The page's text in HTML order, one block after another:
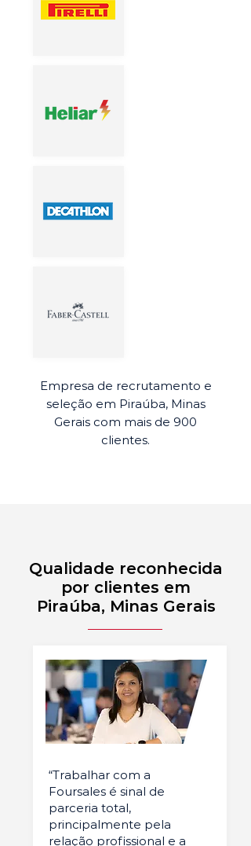
Empresa de recrutamento e
seleção em Piraúba, Minas
Gerais com mais de 900
clientes.
Qualidade reconhecida
por clientes em
Piraúba, Minas Gerais
“Trabalhar com a
Foursales é sinal de
parceria total,
principalmente pela
relação profissional e a